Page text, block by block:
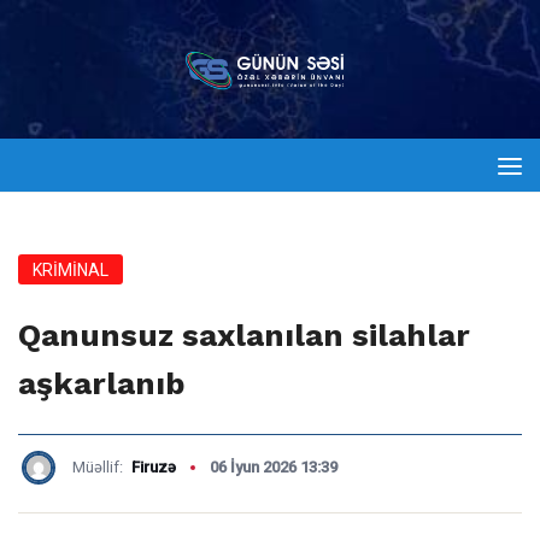
KRİMİNAL
Qanunsuz saxlanılan silahlar
aşkarlanıb
Müəllif: Firuzə 06 İyun 2026 13:39